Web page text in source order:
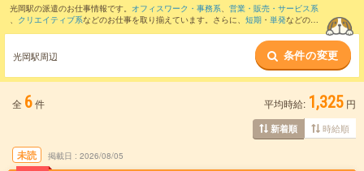
光岡駅の派遣のお仕事情報です。 オフィスワーク・事務系、 営業・販売・サービス系
、 クリエイティブ系などのお仕事を取り揃えています。さらに、 短期 ・ 単発などの期
また、筑後大石駅
など近隣駅のお仕事もご確
認いただけます。
光岡駅周辺 条件の変更
全 6件 平均時給: 1,325 円
新着順 時給順
未読 掲載日 2026/08/05